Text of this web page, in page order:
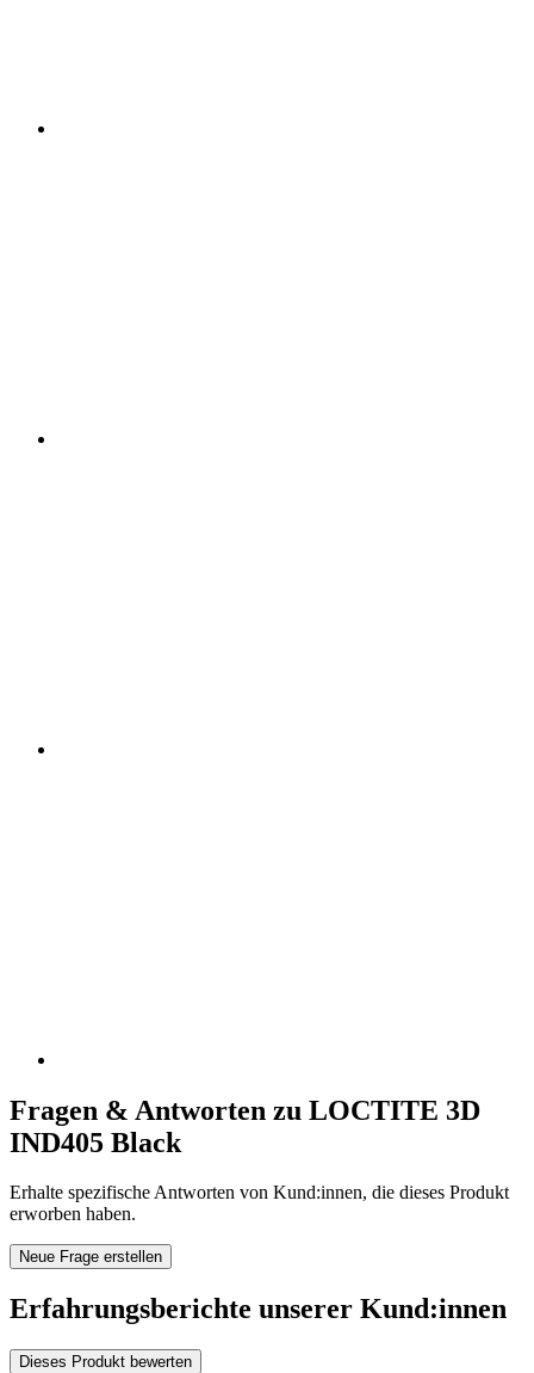
Fragen & Antworten zu LOCTITE 3D
IND405 Black
Erhalte spezifische Antworten von Kund:innen, die dieses Produkt
erworben haben.
Neue Frage erstellen
Erfahrungsberichte unserer Kund:innen
Dieses Produkt bewerten